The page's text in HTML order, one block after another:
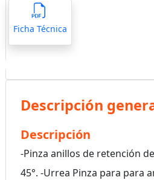
Ficha Técnica
Descripción
Descripción
-Pinza anillos de retención
45°. -Urrea Pinza para para